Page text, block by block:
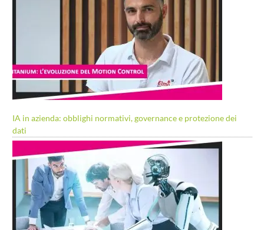
IA in azienda: obblighi normativi, governance e protezione dei
dati